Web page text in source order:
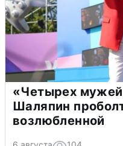
«Четырех
Шаляпин
возлюбленной